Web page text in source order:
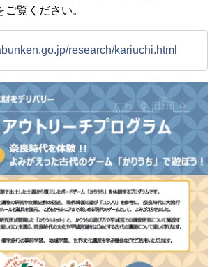
覧ください。
research/kariuchi.html